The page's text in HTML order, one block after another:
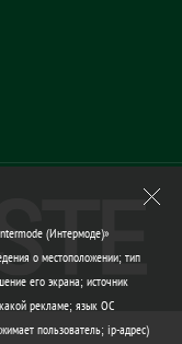
(Интермоде)»
о местоположении; тип
его экрана; источник
рекламе; язык ОС
пользователь; ip-адрес)